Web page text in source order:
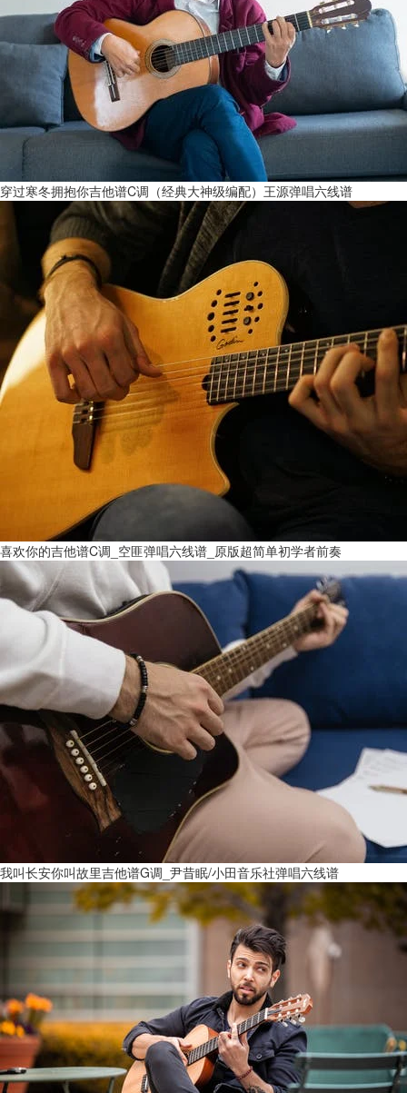
穿过寒冬拥抱你吉他谱C调（经典大神级编配）王源弹唱六线谱
喜欢你的吉他谱C调_空匪弹唱六线谱_原版超简单初学者前奏
我叫长安你叫故里吉他谱G调_尹昔眠/小田音乐社弹唱六线谱